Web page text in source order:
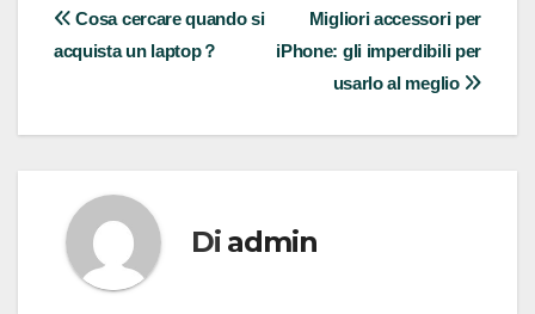
Navigazione
articoli
Migliori accessori per
iPhone: gli imperdibili per
usarlo al meglio
Cosa cercare quando si
acquista un laptop？
Di admin